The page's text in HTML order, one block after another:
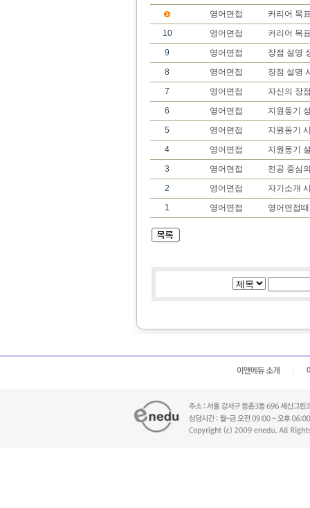
영어면접
커리어 목
10
영어면접
커리어 목
9
영어면접
장점 설명
8
영어면접
장점 설명
7
영어면접
자신의 장
6
영어면접
지원동기
5
영어면접
지원동기
4
영어면접
지원동기
3
영어면접
전공 중심
2
영어면접
자기소개
1
영어면접 영어면접